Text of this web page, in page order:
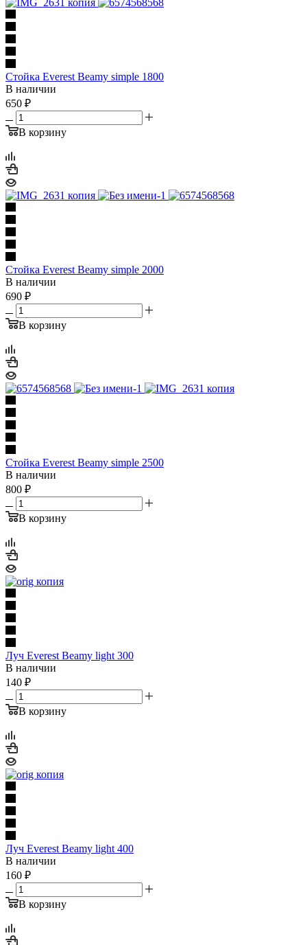
Стойка Everest Beamy simple 1800
В наличии
650 ₽
В корзину
Стойка Everest Beamy simple 2000
В наличии
690 ₽
В корзину
Стойка Everest Beamy simple 2500
В наличии
800 ₽
В корзину
Луч Everest Beamy light 300
В наличии
140 ₽
В корзину
Луч Everest Beamy light 400
В наличии
160 ₽
В корзину